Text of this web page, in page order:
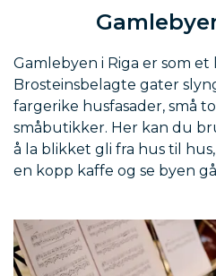
Gamlebyen i Riga er som
Brosteinsbelagte gater
fargerike husfasader, små
småbutikker. Her kan du
å la blikket gli fra hus til
en kopp kaffe og se byen